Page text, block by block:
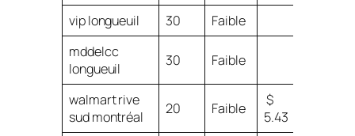
vip longueuil 30
Faible
mddelcc
longueuil
30 Faible
walmart rive
sud montréal
20 Faible
$
5.43